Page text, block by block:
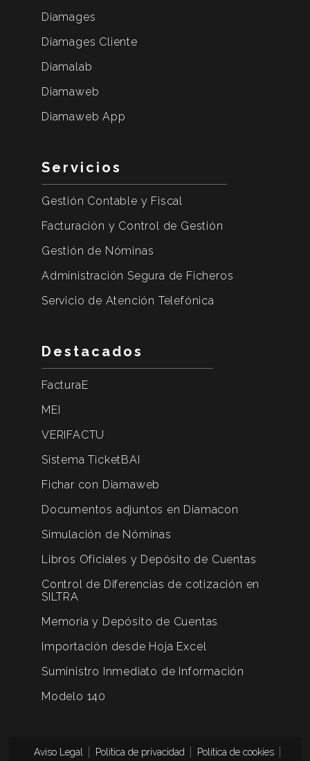
Diamages
Diamages Cliente
Diamalab
Diamaweb
Diamaweb App
Servicios
Gestión Contable y Fiscal
Facturación y Control de Gestión
Gestión de Nóminas
Administración Segura de Ficheros
Servicio de Atención Telefónica
Destacados
FacturaE
MEI
VERIFACTU
Sistema TicketBAI
Fichar con Diamaweb
Documentos adjuntos en Diamacon
Simulación de Nóminas
Libros Oficiales y Depósito de Cuentas
Control de Diferencias de cotización en
SILTRA
Memoria y Depósito de Cuentas
Importación desde Hoja Excel
Suministro Inmediato de Información
Modelo 140
Aviso Legal Política de privacidad Política de cookies